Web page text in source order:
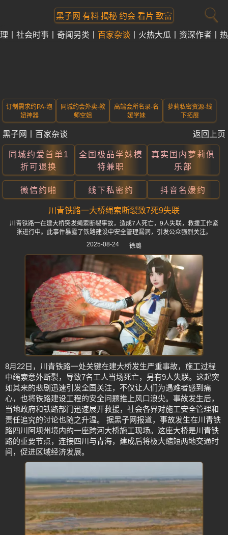
黑子网 有料 揭秘 约会 看片 致富
社会时事 奇闻另类 百家杂谈 火热大瓜 资深作者
订制需求约PA-泡
妞神器
同城约会外卖-教
师空姐
高端会所名录-名
媛学妹
萝莉私密资源-线
下拓展
黑子网 百家杂谈 返回上页
同城约爱首单1
折可退换
全国极品学妹模
特兼职
真实国内萝莉俱
乐部
微信约啪 线下私密约 抖音名媛约
川青铁路一大桥绳索断裂致7死9失联
川青铁路一在建大桥突发绳索断裂事故，造成7人死亡，9人失联，救援工作紧
张进行中。此事件暴露了铁路建设中安全管理漏洞，引发公众强烈关注。
2025-08-24
徐璐
8月22日，川青铁路一处关键在建大桥发生严重事故，施工过程
中绳索意外断裂，导致7名工人当场死亡，另有9人失联。这起突
如其来的悲剧迅速引发全国关注，不仅让人们为遇难者感到痛
心，也将铁路建设工程的安全问题推上风口浪尖。事故发生后，
当地政府和铁路部门迅速展开救援，社会各界对施工安全管理和
责任追究的讨论也随之升温。 据黑子网报道，事故发生在川青铁
路四川阿坝州境内的一座跨河大桥施工现场。这座大桥是川青铁
路的重要节点，连接四川与青海，建成后将极大缩短两地交通时
间，促进区域经济发展。